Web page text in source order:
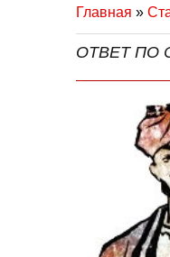
Главная »
ОТВЕТ ПО